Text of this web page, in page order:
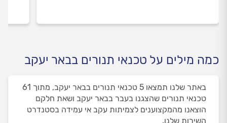
כמה מילים על טכנאי תנורים בבאר יעקב
באתר שלנו תמצאו 5 טכנאי תנורים בבאר יעקב, מתוך 61
טכנאי תנורים שהצגנו בעבר בבאר יעקב ושאת חלקם
הוצאנו מהמקצוענים לצמיתות עקב אי עמידה בסטנדרט
השירות שלנו.